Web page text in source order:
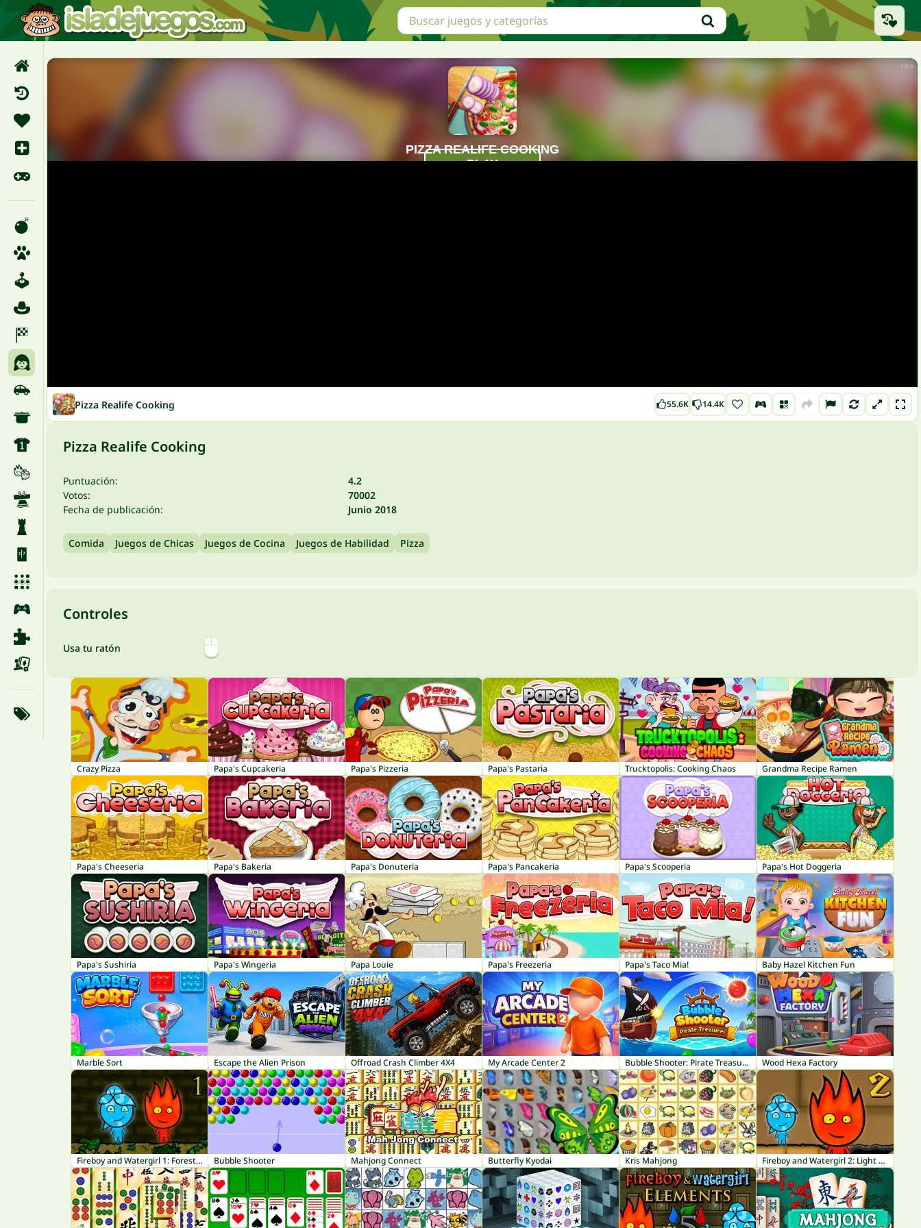
Pizza Realife Cooking 55.6K 14.4K
Pizza Realife Cooking
Puntuación:
4.2
Votos:
70002
Fecha de publicación:
Junio 2018
Comida Juegos de Chicas Juegos de Cocina Juegos de Habilidad Pizza
Controles
Usa tu ratón
Crazy Pizza Papa's Cupcakeria Papa's Pizzeria Papa's Pastaria Trucktopolis: Cooking Chaos Grandma Recipe Ramen
Papa's Cheeseria Papa's Bakeria Papa's Donuteria Papa's Pancakeria Papa's Scooperia Papa's Hot Doggeria
Papa's Sushiria Papa's Wingeria Papa Louie Papa's Freezeria Papa's Taco Mia! Baby Hazel Kitchen Fun
Marble Sort Escape the Alien Prison Offroad Crash Climber 4X4 My Arcade Center 2 Bubble Shooter: Pirate Treasures Wood Hexa Factory
Fireboy and Watergirl 1: Forest Temple Bubble Shooter Mahjong Connect Butterfly Kyodai Kris Mahjong Fireboy and Watergirl 2: Light Temple